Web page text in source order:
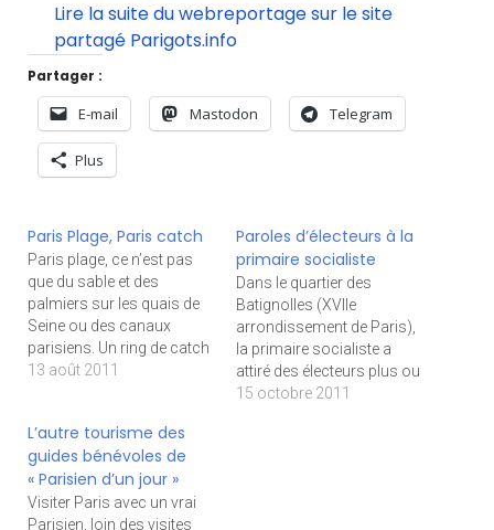
Lire la suite du webreportage sur le site
partagé Parigots.info
Partager :
E-mail Mastodon Telegram
Plus
Paris Plage, Paris catch
Paris plage, ce n’est pas
que du sable et des
palmiers sur les quais de
Seine ou des canaux
parisiens. Un ring de catch
s’est aussi installé près du
catcheurs pros de
sensibiliser les enfants aux
risques d’un sport qui
devient de plus en
populaire…
13 août 2011
Paroles d’électeurs à la
primaire socialiste
Dans le quartier des
Batignolles (XVIIe
arrondissement de Paris),
la primaire socialiste a
attiré des électeurs plus ou
moins proches du PS.
15 octobre 2011
L’autre tourisme des
guides bénévoles de
« Parisien d’un jour »
Visiter Paris avec un vrai
Parisien, loin des visites